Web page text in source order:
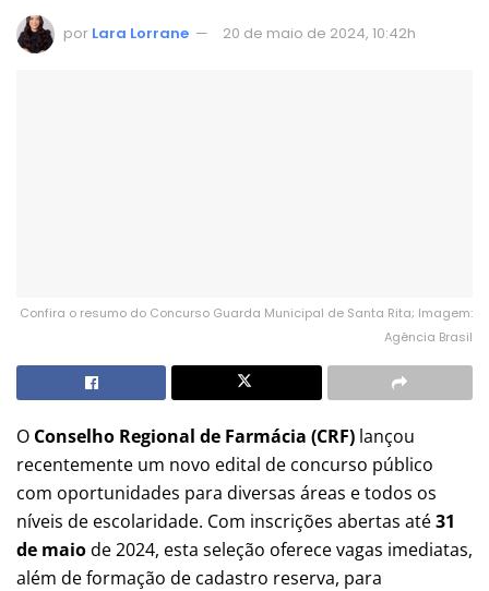
por Lara Lorrane 20 de maio de 2024, 10:42h
Confira o resumo do Concurso Guarda Municipal de Santa Rita; Imagem:
Agência Brasil
O Conselho Regional de Farmácia (CRF) lançou
recentemente um novo edital de concurso público
com oportunidades para diversas áreas e todos os
níveis de escolaridade. Com inscrições abertas até31
de maiode 2024, esta seleção oferece vagas imediatas,
além de formação de cadastro reserva, para